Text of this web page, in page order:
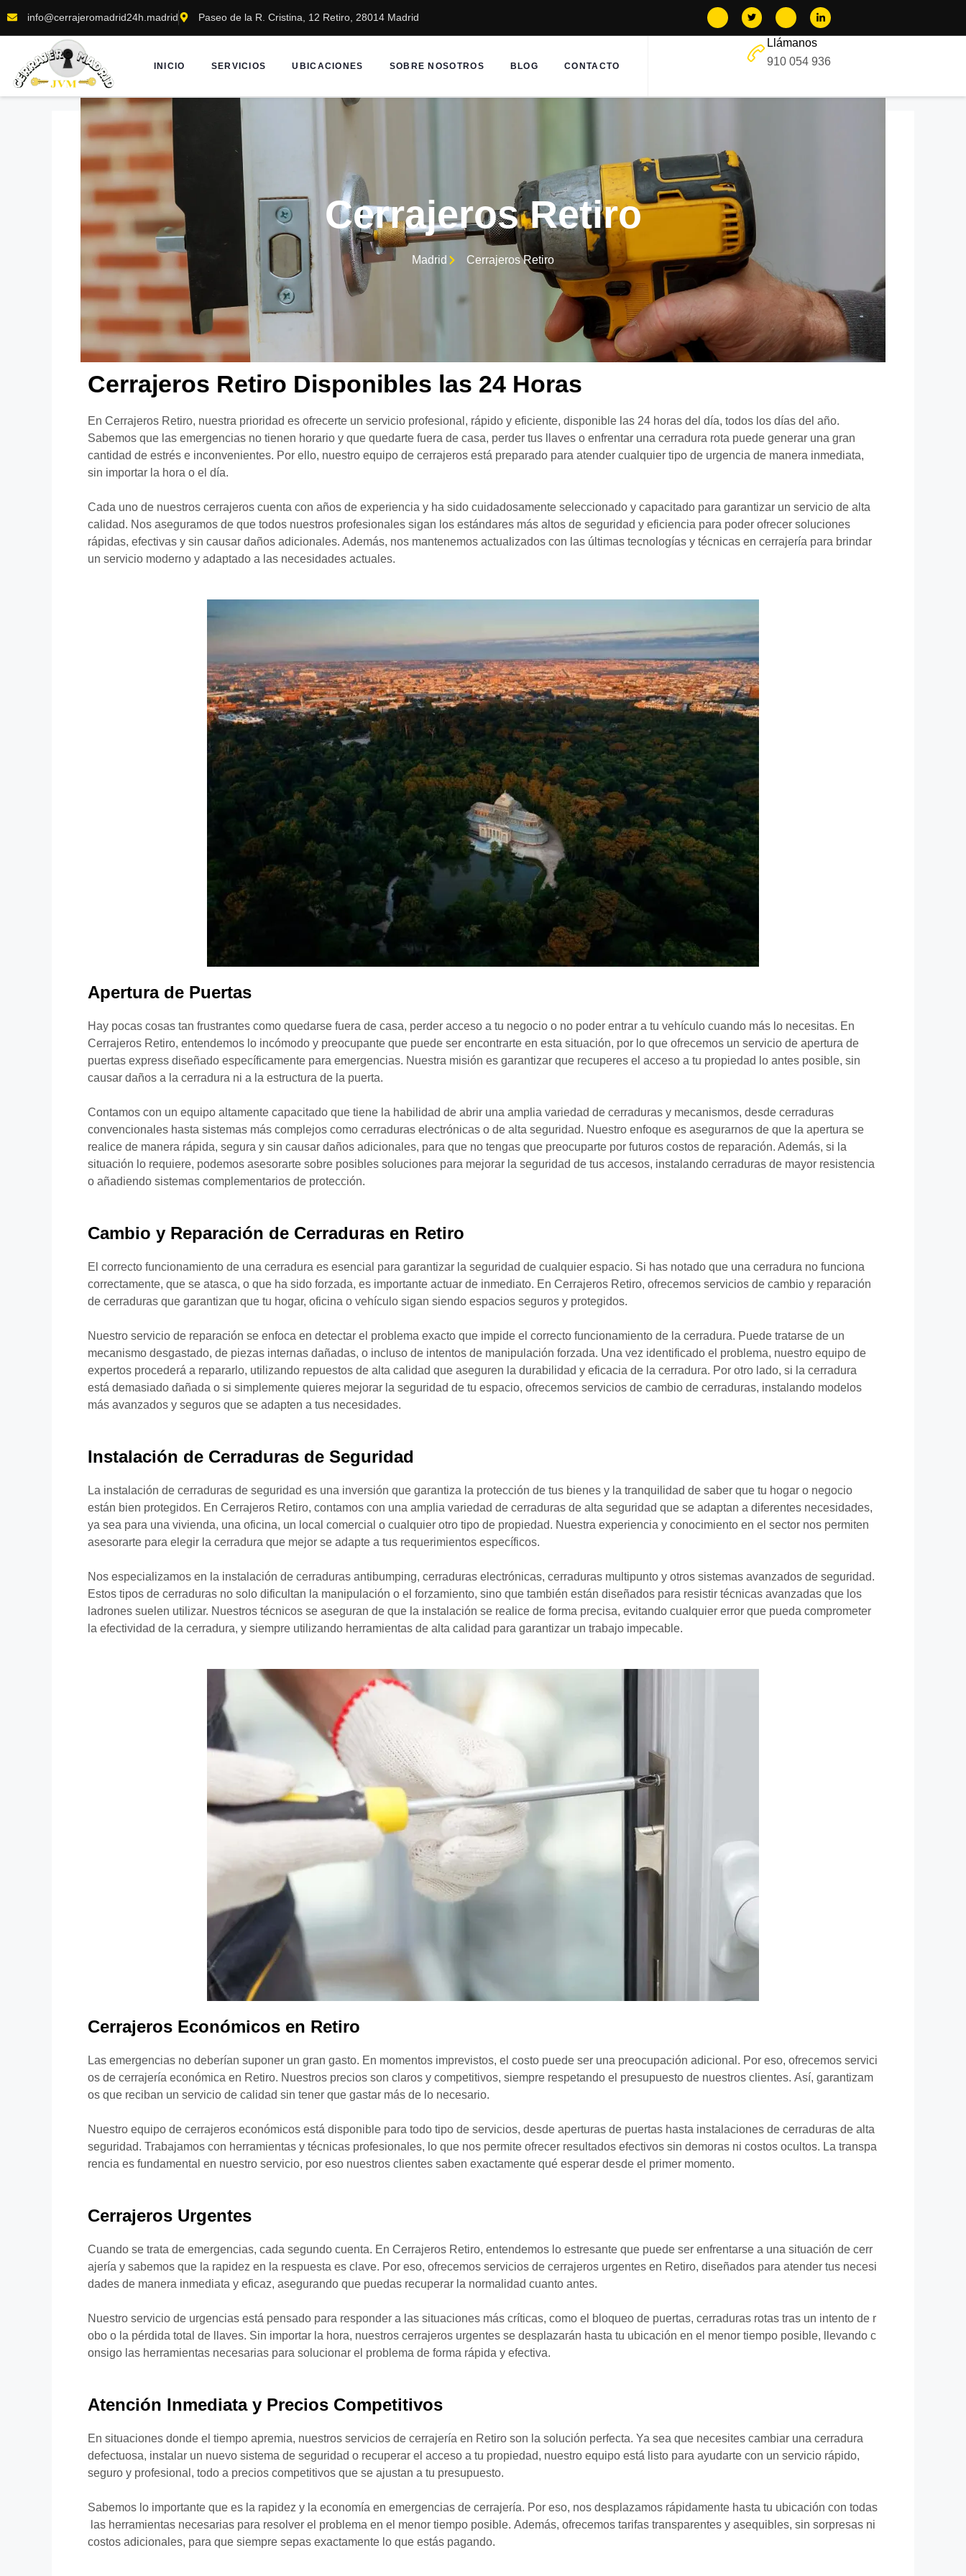
info@cerrajeromadrid24h.madrid Paseo de la R. Cristina, 12 Retiro, 28014 Madrid
INICIO SERVICIOS UBICACIONES SOBRE NOSOTROS BLOG CONTACTO
Llámanos
910 054 936
Cerrajeros Retiro
Madrid Cerrajeros Retiro
Cerrajeros Retiro Disponibles las 24 Horas
En Cerrajeros Retiro, nuestra prioridad es ofrecerte un servicio profesional, rápido y eficiente, disponible las 24 horas del día, todos los días del año.
Sabemos que las emergencias no tienen horario y que quedarte fuera de casa, perder tus llaves o enfrentar una cerradura rota puede generar una gran
cantidad de estrés e inconvenientes. Por ello, nuestro equipo de cerrajeros está preparado para atender cualquier tipo de urgencia de manera inmediata,
sin importar la hora o el día.
Cada uno de nuestros cerrajeros cuenta con años de experiencia y ha sido cuidadosamente seleccionado y capacitado para garantizar un servicio de alta
calidad. Nos aseguramos de que todos nuestros profesionales sigan los estándares más altos de seguridad y eficiencia para poder ofrecer soluciones
rápidas, efectivas y sin causar daños adicionales. Además, nos mantenemos actualizados con las últimas tecnologías y técnicas en cerrajería para brindar
un servicio moderno y adaptado a las necesidades actuales.
Apertura de Puertas
Hay pocas cosas tan frustrantes como quedarse fuera de casa, perder acceso a tu negocio o no poder entrar a tu vehículo cuando más lo necesitas. En
Cerrajeros Retiro, entendemos lo incómodo y preocupante que puede ser encontrarte en esta situación, por lo que ofrecemos un servicio de apertura de
puertas express diseñado específicamente para emergencias. Nuestra misión es garantizar que recuperes el acceso a tu propiedad lo antes posible, sin
causar daños a la cerradura ni a la estructura de la puerta.
Contamos con un equipo altamente capacitado que tiene la habilidad de abrir una amplia variedad de cerraduras y mecanismos, desde cerraduras
convencionales hasta sistemas más complejos como cerraduras electrónicas o de alta seguridad. Nuestro enfoque es asegurarnos de que la apertura se
realice de manera rápida, segura y sin causar daños adicionales, para que no tengas que preocuparte por futuros costos de reparación. Además, si la
situación lo requiere, podemos asesorarte sobre posibles soluciones para mejorar la seguridad de tus accesos, instalando cerraduras de mayor resistencia
o añadiendo sistemas complementarios de protección.
Cambio y Reparación de Cerraduras en Retiro
El correcto funcionamiento de una cerradura es esencial para garantizar la seguridad de cualquier espacio. Si has notado que una cerradura no funciona
correctamente, que se atasca, o que ha sido forzada, es importante actuar de inmediato. En Cerrajeros Retiro, ofrecemos servicios de cambio y reparación
de cerraduras que garantizan que tu hogar, oficina o vehículo sigan siendo espacios seguros y protegidos.
Nuestro servicio de reparación se enfoca en detectar el problema exacto que impide el correcto funcionamiento de la cerradura. Puede tratarse de un
mecanismo desgastado, de piezas internas dañadas, o incluso de intentos de manipulación forzada. Una vez identificado el problema, nuestro equipo de
expertos procederá a repararlo, utilizando repuestos de alta calidad que aseguren la durabilidad y eficacia de la cerradura. Por otro lado, si la cerradura
está demasiado dañada o si simplemente quieres mejorar la seguridad de tu espacio, ofrecemos servicios de cambio de cerraduras, instalando modelos
más avanzados y seguros que se adapten a tus necesidades.
Instalación de Cerraduras de Seguridad
La instalación de cerraduras de seguridad es una inversión que garantiza la protección de tus bienes y la tranquilidad de saber que tu hogar o negocio
están bien protegidos. En Cerrajeros Retiro, contamos con una amplia variedad de cerraduras de alta seguridad que se adaptan a diferentes necesidades,
ya sea para una vivienda, una oficina, un local comercial o cualquier otro tipo de propiedad. Nuestra experiencia y conocimiento en el sector nos permiten
asesorarte para elegir la cerradura que mejor se adapte a tus requerimientos específicos.
Nos especializamos en la instalación de cerraduras antibumping, cerraduras electrónicas, cerraduras multipunto y otros sistemas avanzados de seguridad.
Estos tipos de cerraduras no solo dificultan la manipulación o el forzamiento, sino que también están diseñados para resistir técnicas avanzadas que los
ladrones suelen utilizar. Nuestros técnicos se aseguran de que la instalación se realice de forma precisa, evitando cualquier error que pueda comprometer
la efectividad de la cerradura, y siempre utilizando herramientas de alta calidad para garantizar un trabajo impecable.
Cerrajeros Económicos en Retiro
Las emergencias no deberían suponer un gran gasto. En momentos imprevistos, el costo puede ser una preocupación adicional. Por eso, ofrecemos servici
os de cerrajería económica en Retiro. Nuestros precios son claros y competitivos, siempre respetando el presupuesto de nuestros clientes. Así, garantizam
os que reciban un servicio de calidad sin tener que gastar más de lo necesario.
Nuestro equipo de cerrajeros económicos está disponible para todo tipo de servicios, desde aperturas de puertas hasta instalaciones de cerraduras de alta
seguridad. Trabajamos con herramientas y técnicas profesionales, lo que nos permite ofrecer resultados efectivos sin demoras ni costos ocultos. La transpa
rencia es fundamental en nuestro servicio, por eso nuestros clientes saben exactamente qué esperar desde el primer momento.
Cerrajeros Urgentes
Cuando se trata de emergencias, cada segundo cuenta. En Cerrajeros Retiro, entendemos lo estresante que puede ser enfrentarse a una situación de cerr
ajería y sabemos que la rapidez en la respuesta es clave. Por eso, ofrecemos servicios de cerrajeros urgentes en Retiro, diseñados para atender tus necesi
dades de manera inmediata y eficaz, asegurando que puedas recuperar la normalidad cuanto antes.
Nuestro servicio de urgencias está pensado para responder a las situaciones más críticas, como el bloqueo de puertas, cerraduras rotas tras un intento de r
obo o la pérdida total de llaves. Sin importar la hora, nuestros cerrajeros urgentes se desplazarán hasta tu ubicación en el menor tiempo posible, llevando c
onsigo las herramientas necesarias para solucionar el problema de forma rápida y efectiva.
Atención Inmediata y Precios Competitivos
En situaciones donde el tiempo apremia, nuestros servicios de cerrajería en Retiro son la solución perfecta. Ya sea que necesites cambiar una cerradura
defectuosa, instalar un nuevo sistema de seguridad o recuperar el acceso a tu propiedad, nuestro equipo está listo para ayudarte con un servicio rápido,
seguro y profesional, todo a precios competitivos que se ajustan a tu presupuesto.
Sabemos lo importante que es la rapidez y la economía en emergencias de cerrajería. Por eso, nos desplazamos rápidamente hasta tu ubicación con todas
las herramientas necesarias para resolver el problema en el menor tiempo posible. Además, ofrecemos tarifas transparentes y asequibles, sin sorpresas ni
costos adicionales, para que siempre sepas exactamente lo que estás pagando.